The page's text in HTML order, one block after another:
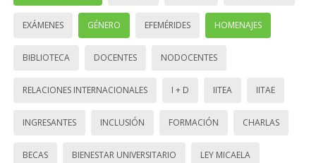
EXÁMENES GÉNERO EFEMÉRIDES HOMENAJES
BIBLIOTECA DOCENTES NODOCENTES
RELACIONES INTERNACIONALES I + D IITEA IITAE
INGRESANTES INCLUSIÓN FORMACIÓN CHARLAS
BECAS BIENESTAR UNIVERSITARIO LEY MICAELA